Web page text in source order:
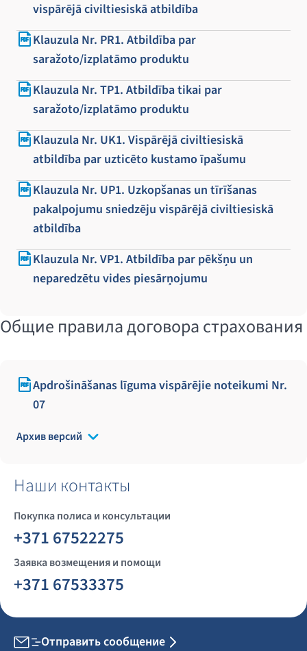
vispārējā civiltiesiskā atbildība
Klauzula Nr. PR1. Atbildība par
saražoto/izplatāmo produktu
Klauzula Nr. TP1. Atbildība tikai par
saražoto/izplatāmo produktu
Klauzula Nr. UK1. Vispārējā civiltiesiskā
atbildība par uzticēto kustamo īpašumu
Klauzula Nr. UP1. Uzkopšanas un tīrīšanas
pakalpojumu sniedzēju vispārējā civiltiesiskā
atbildība
Klauzula Nr. VP1. Atbildība par pēkšņu un
neparedzētu vides piesārņojumu
Общие правила договора страхования
Apdrošināšanas līguma vispārējie noteikumi Nr.
07
Архив версий
Наши контакты
Покупка полиса и консультации
+371 67522275
Заявка возмещения и помощи
+371 67533375
Отправить сообщение